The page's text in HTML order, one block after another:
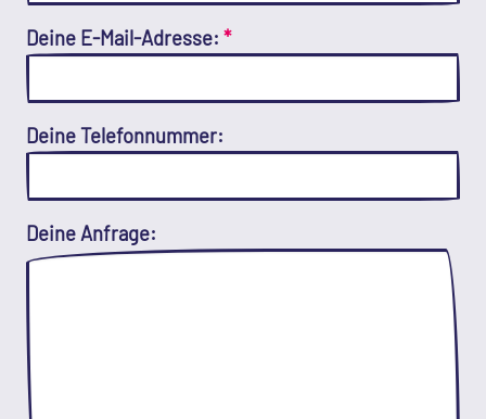
Deine E-Mail-Adresse: *
Deine Telefonnummer:
Deine Anfrage: